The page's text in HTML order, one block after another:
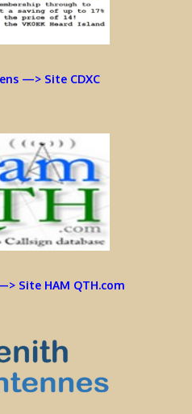
—> Site CDXC
Site HAM QTH.com